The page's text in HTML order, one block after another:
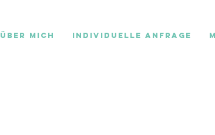
Über mich individuelle Anfrage